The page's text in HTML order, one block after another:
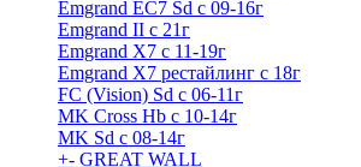
Emgrand EC7 Sd c 09-16г
Emgrand II с 21г
Emgrand X7 c 11-19г
Emgrand X7 рестайлинг c 18г
FC (Vision) Sd c 06-11г
MK Cross Hb с 10-14г
MK Sd с 08-14г
+- GREAT WALL